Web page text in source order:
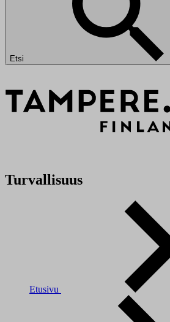
Etsi
Turvallisuus
Etusivu